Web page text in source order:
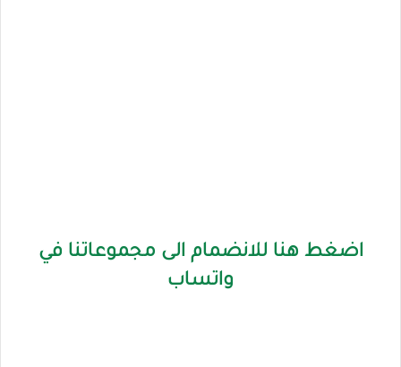
اضغط هنا للانضمام الى مجموعاتنا في
واتساب